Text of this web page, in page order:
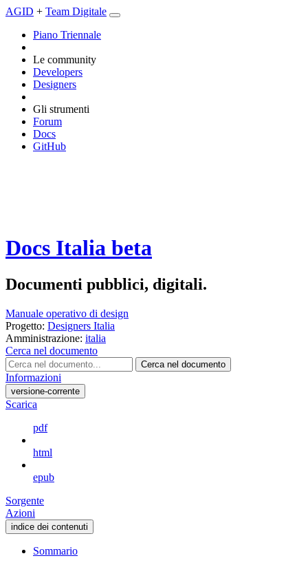
AGID + Team Digitale
Piano Triennale
Le community
Developers
Designers
Gli strumenti
Forum
Docs
GitHub
Docs Italia beta
Documenti pubblici, digitali.
Manuale operativo di design
Progetto: Designers Italia
Amministrazione: italia
Cerca nel documento
Cerca nel documento
Informazioni
versione-corrente
Scarica
pdf
html
epub
Sorgente
Azioni
indice dei contenuti
Sommario